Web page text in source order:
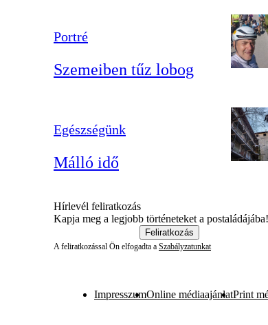
Portré
Szemeiben tűz lobog
Egészségünk
Málló idő
Hírlevél feliratkozás
Kapja meg a legjobb történeteket a postaládájába!
Feliratkozás
A feliratkozással Ön elfogadta a Szabályzatunkat
ImpresszumOnline médiaajánlatPrint